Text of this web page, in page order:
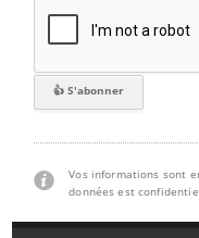
Vos informations sont
données est